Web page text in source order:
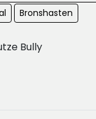
Bronshasten
Bully